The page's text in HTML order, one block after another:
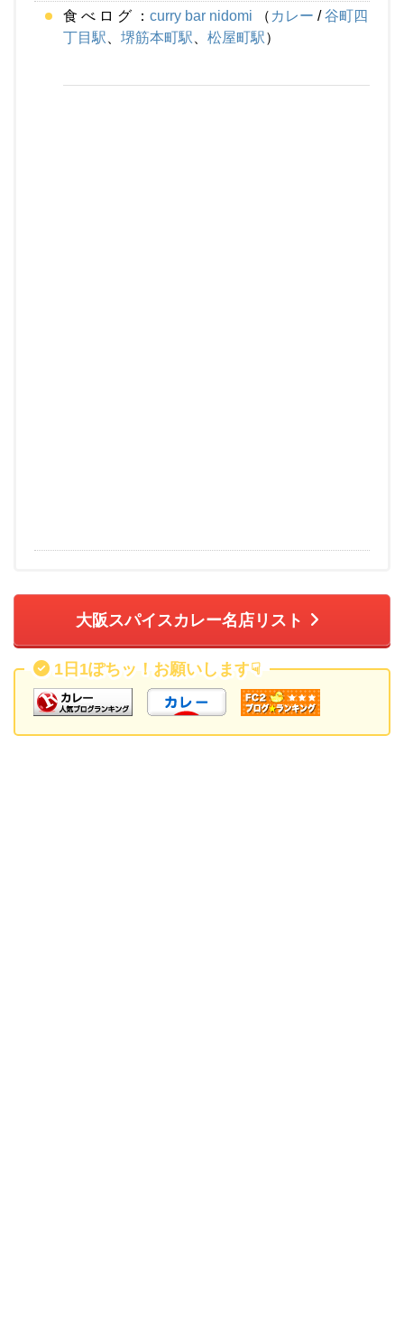
食 べ ロ グ ： curry bar nidomi （ カレー /谷町四
丁目駅
堺筋本町駅 松屋町駅）
大阪スパイスカレー名店リスト
1日1ぽちッ！お願いします☟